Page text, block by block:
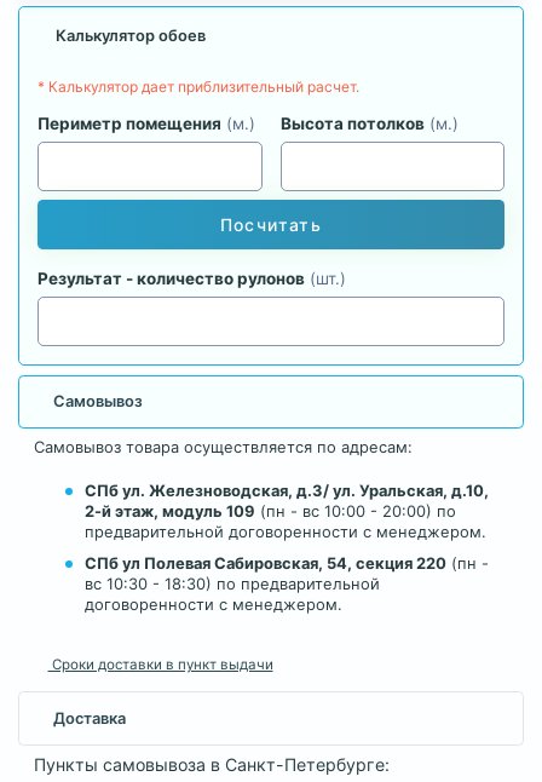
Калькулятор обоев
* Калькулятор дает приблизительный расчет.
Периметр помещения (м.) Высота потолков (м.)
Посчитать
Результат - количество рулонов (шт.)
Самовывоз
Самовывоз товара осуществляется по адресам:
СПб ул. Железноводская, д.3/ ул. Уральская, д.10,
2-й этаж, модуль 109 (пн - вс 10:00 - 20:00) по
предварительной договоренности с менеджером.
СПб ул Полевая Сабировская, 54, секция 220 (пн -
вс 10:30 - 18:30) по предварительной
договоренности с менеджером.
Сроки доставки в пункт выдачи
Доставка
Пункты самовывоза в Санкт-Петербурге: